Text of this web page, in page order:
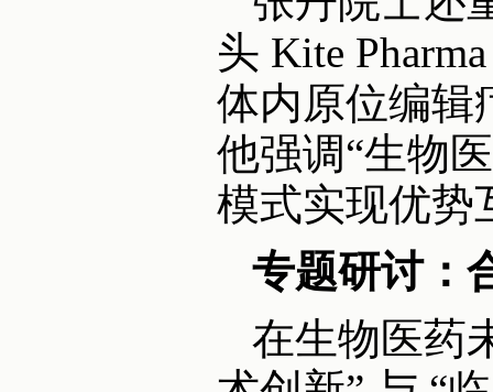
头 Kite
体内原位编辑
他强调“生物
模式实现优势
专题研讨：
在生物医药